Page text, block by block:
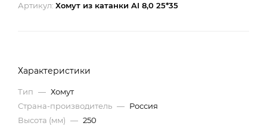
Артикул: Хомут из катанки AI 8,0 25*35
Характеристики
Тип — Хомут
Страна-производитель — Россия
Высота (мм) — 250